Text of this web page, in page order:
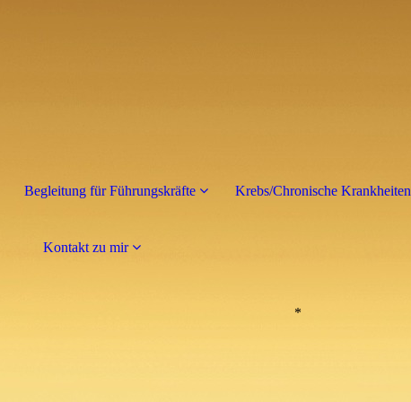
Begleitung für Führungskräfte Krebs/Chronische Krankheiten
Kontakt zu mir
*